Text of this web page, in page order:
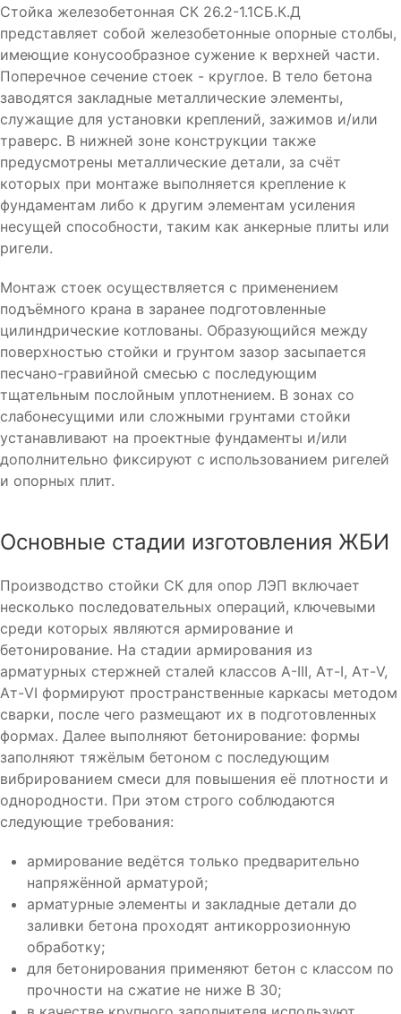
Стойка железобетонная СК 26.2-1.1СБ.К.Д
представляет собой железобетонные опорные столбы,
имеющие конусообразное сужение к верхней части.
Поперечное сечение стоек - круглое. В тело бетона
заводятся закладные металлические элементы,
служащие для установки креплений, зажимов и/или
траверс. В нижней зоне конструкции также
предусмотрены металлические детали, за счёт
которых при монтаже выполняется крепление к
фундаментам либо к другим элементам усиления
несущей способности, таким как анкерные плиты или
ригели.
Монтаж стоек осуществляется с применением
подъёмного крана в заранее подготовленные
цилиндрические котлованы. Образующийся между
поверхностью стойки и грунтом зазор засыпается
песчано-гравийной смесью с последующим
тщательным послойным уплотнением. В зонах со
слабонесущими или сложными грунтами стойки
устанавливают на проектные фундаменты и/или
дополнительно фиксируют с использованием ригелей
и опорных плит.
Основные стадии изготовления ЖБИ
Производство стойки СК для опор ЛЭП включает
несколько последовательных операций, ключевыми
среди которых являются армирование и
бетонирование. На стадии армирования из
арматурных стержней сталей классов A-III, Aт-I, Ат-V,
Aт-VI формируют пространственные каркасы методом
сварки, после чего размещают их в подготовленных
формах. Далее выполняют бетонирование: формы
заполняют тяжёлым бетоном с последующим
вибрированием смеси для повышения её плотности и
однородности. При этом строго соблюдаются
следующие требования:
армирование ведётся только предварительно
напряжённой арматурой;
арматурные элементы и закладные детали до
заливки бетона проходят антикоррозионную
обработку;
для бетонирования применяют бетон с классом по
прочности на сжатие не ниже В 30;